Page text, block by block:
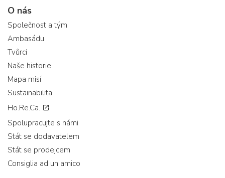
O nás
Společnost a tým
Ambasádu
Tvůrci
Naše historie
Mapa misí
Sustainabilita
Ho.Re.Ca.
Spolupracujte s námi
Stát se dodavatelem
Stát se prodejcem
Consiglia ad un amico